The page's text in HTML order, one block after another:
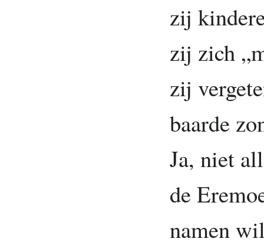
zij
zij zich
zij
baarde
Ja, niet
de
namen